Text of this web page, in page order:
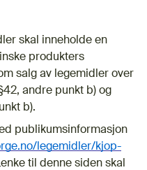
skal inneholde en
produkters
salg av legemidler over
andre punkt b) og
b).
publikumsinformasjon
legemidler/kjop-
lenke)
til denne siden skal